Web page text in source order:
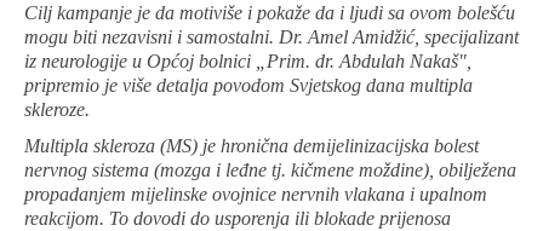
Cilj kampanje je da motiviše i pokaže da i ljudi sa ovom bolešću
mogu biti nezavisni i samostalni. Dr. Amel Amidžić, specijalizant
iz neurologije u Općoj bolnici „Prim. dr. Abdulah Nakaš",
pripremio je više detalja povodom Svjetskog dana multipla
skleroze.
Multipla skleroza (MS) je hronična demijelinizacijska bolest
nervnog sistema (mozga i leđne tj. kičmene moždine), obilježena
propadanjem mijelinske ovojnice nervnih vlakana i upalnom
reakcijom. To dovodi do usporenja ili blokade prijenosa